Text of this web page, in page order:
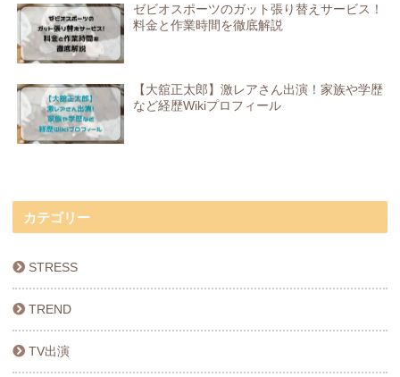
ゼビオスポーツのガット張り替えサービス！
料金と作業時間を徹底解説
【大舘正太郎】激レアさん出演！家族や学歴
など経歴Wikiプロフィール
カテゴリー
STRESS
TREND
TV出演